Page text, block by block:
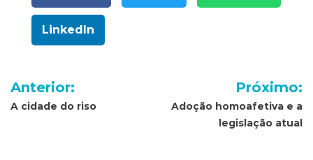
LinkedIn
Navegação
de
Anterior:
A cidade do riso
Próximo:
Adoção homoafetiva e a
legislação atual